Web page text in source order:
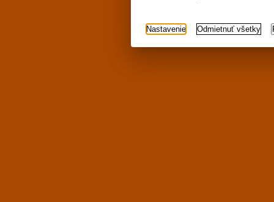
Nastavenie Odmietnuť všetky